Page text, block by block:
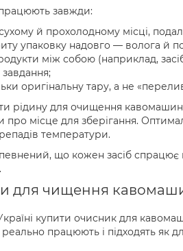
завжди:
й прохолодному місці,
упаковку надовго — волога й
між собою (наприклад,
оригінальну тару, а не
рідину для очищення
про місце для зберігання.
температури.
що кожен засіб спрацює
для чищення
купити очисник для
працюють і підходять як